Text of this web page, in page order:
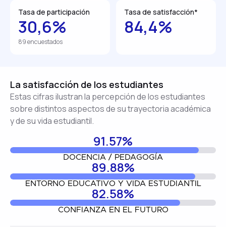
Tasa de participación
30,6%
89 encuestados
Tasa de satisfacción*
84,4%
La satisfacción de los estudiantes
Estas cifras ilustran la percepción de los estudiantes
sobre distintos aspectos de su trayectoria académica
y de su vida estudiantil.
91.57%
DOCENCIA / PEDAGOGÍA
89.88%
ENTORNO EDUCATIVO Y VIDA ESTUDIANTIL
82.58%
CONFIANZA EN EL FUTURO